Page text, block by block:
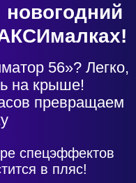
56»? Легко,
на крыше!
превращаем
спецэффектов
в пляс!